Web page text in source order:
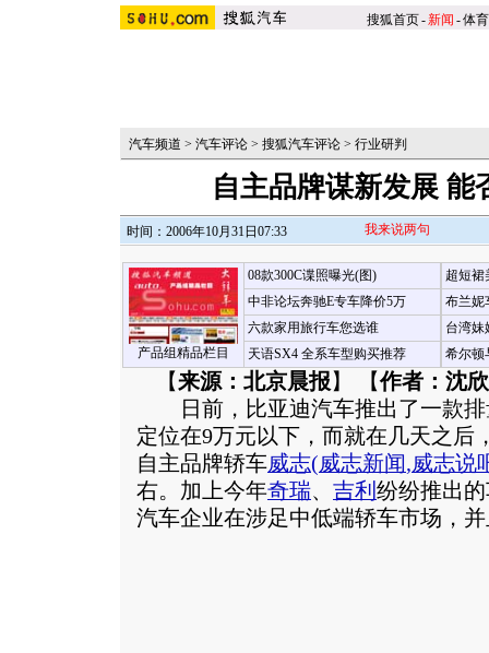
搜狐首页-新闻 -体育
汽车频道 > 汽车评论 > 搜狐汽车评论 > 行业研判
自主品牌谋新发展 能
时间：2006年10月31日07:33 我来说两句
产品组精品栏目
08款300C谍照曝光(图)
中非论坛奔驰E专车降价5万
六款家用旅行车您选谁
天语SX4 全系车型购买推荐
超短裙
布兰妮
台湾妹
希尔顿
【来源：北京晨报 】 【作者：沈欣
日前，比亚迪汽车推出了一款排
定位在9万元以下，而就在几天之后
自主品牌轿车威志(威志新闻,威志说
右。加上今年奇瑞、 吉利 纷纷推出
汽车企业在涉足中低端轿车市场，